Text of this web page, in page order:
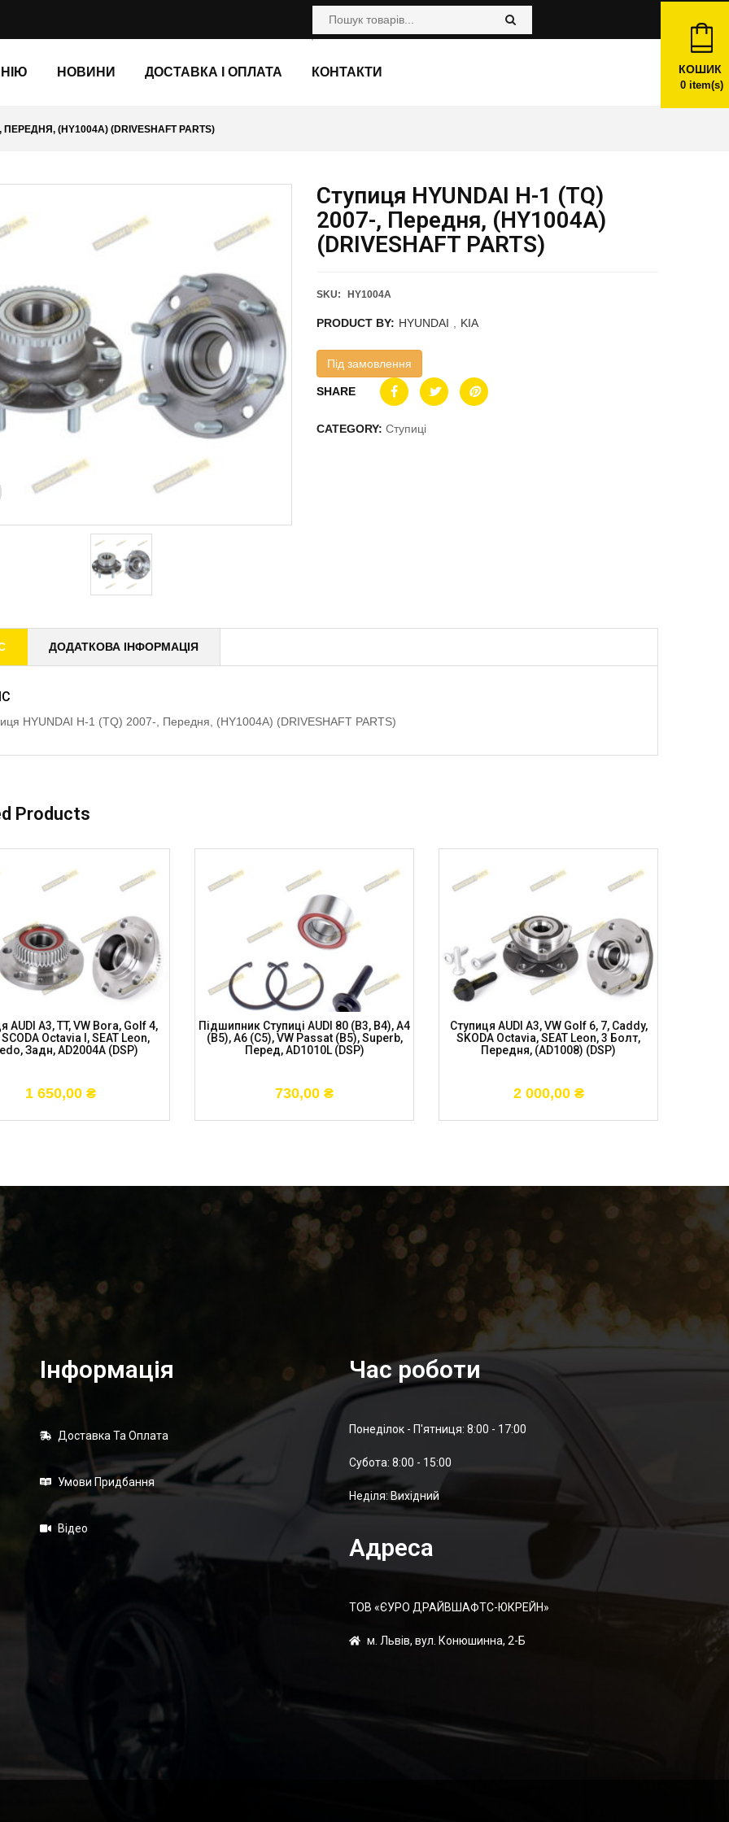
НОВИНИ ДОСТАВКА І ОПЛАТА КОНТАКТИ КОШИК
0item(s)
(HY1004A) (DRIVESHAFT PARTS)
Ступиця HYUNDAI H-1 (TQ)
2007-, Передня, (HY1004A)
(DRIVESHAFT PARTS)
SKU: HY1004A
PRODUCT BY: HYUNDAI KIA
Під замовлення
SHARE
CATEGORY: Ступиці
ДОДАТКОВА ІНФОРМАЦІЯ
HYUNDAI H-1 (TQ) 2007-, Передня, (HY1004A) (DRIVESHAFT PARTS)
Products
AUDI A3, TT, VW Bora, Golf 4,
Octavia I, SEAT Leon,
Задн, AD2004A (DSP)
1 650,00 ₴
Підшипник Ступиці AUDI 80 (B3, B4), A4
(B5), A6 (C5), VW Passat (B5), Superb,
Перед, AD1010L (DSP)
730,00 ₴
Ступиця AUDI A3, VW Golf 6, 7, Caddy,
SKODA Octavia, SEAT Leon, 3 Болт,
Передня, (AD1008) (DSP)
2 000,00 ₴
Інформація
Доставка Та Оплата
Умови Придбання
Відео
Час роботи
Понеділок - П'ятниця: 8:00 - 17:00
Суботa: 8:00 - 15:00
Неділя: Вихідний
Адреса
ТОВ «ЄУРО ДРАЙВШАФТC-ЮКРЕЙН»
м. Львів, вул. Конюшинна, 2-Б